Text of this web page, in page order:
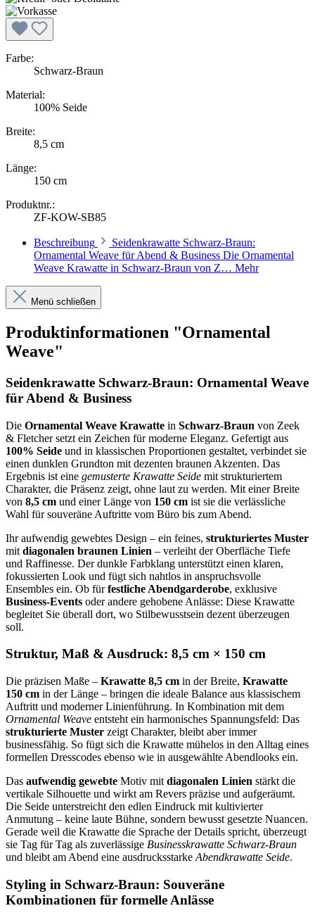
Farbe:
Schwarz-Braun
Material:
100% Seide
Breite:
8,5 cm
Länge:
150 cm
Produktnr.:
ZF-KOW-SB85
Beschreibung
Seidenkrawatte Schwarz-Braun:
Ornamental Weave für Abend & Business Die Ornamental
Weave Krawatte in Schwarz-Braun von Z… Mehr
Menü schließen
Produktinformationen "Ornamental
Weave"
Seidenkrawatte Schwarz-Braun: Ornamental Weave
für Abend & Business
Die Ornamental Weave Krawatte in Schwarz-Braun von Zeek
& Fletcher setzt ein Zeichen für moderne Eleganz. Gefertigt aus
100% Seide und in klassischen Proportionen gestaltet, verbindet sie
einen dunklen Grundton mit dezenten braunen Akzenten. Das
Ergebnis ist eine gemusterte Krawatte Seide mit strukturiertem
Charakter, die Präsenz zeigt, ohne laut zu werden. Mit einer Breite
von 8,5 cm und einer Länge von 150 cm ist sie die verlässliche
Wahl für souveräne Auftritte vom Büro bis zum Abend.
Ihr aufwendig gewebtes Design – ein feines, strukturiertes Muster
mit diagonalen braunen Linien – verleiht der Oberfläche Tiefe
und Raffinesse. Der dunkle Farbklang unterstützt einen klaren,
fokussierten Look und fügt sich nahtlos in anspruchsvolle
Ensembles ein. Ob fürfestliche Abendgarderobe, exklusive
Business-Events oder andere gehobene Anlässe: Diese Krawatte
begleitet Sie überall dort, wo Stilbewusstsein dezent überzeugen
soll.
Struktur, Maß & Ausdruck: 8,5 cm × 150 cm
Die präzisen Maße – Krawatte 8,5 cm in der Breite, Krawatte
150 cm in der Länge – bringen die ideale Balance aus klassischem
Auftritt und moderner Linienführung. In Kombination mit dem
Ornamental Weave entsteht ein harmonisches Spannungsfeld: Das
strukturierte Muster zeigt Charakter, bleibt aber immer
businessfähig. So fügt sich die Krawatte mühelos in den Alltag eines
formellen Dresscodes ebenso wie in ausgewählte Abendlooks ein.
Das aufwendig gewebte Motiv mit diagonalen Linien stärkt die
vertikale Silhouette und wirkt am Revers präzise und aufgeräumt.
Die Seide unterstreicht den edlen Eindruck mit kultivierter
Anmutung – keine laute Bühne, sondern bewusst gesetzte Nuancen.
Gerade weil die Krawatte die Sprache der Details spricht, überzeugt
sie Tag für Tag als zuverlässige Businesskrawatte Schwarz-Braun
und bleibt am Abend eine ausdrucksstarke Abendkrawatte Seide.
Styling in Schwarz-Braun: Souveräne
Kombinationen für formelle Anlässe